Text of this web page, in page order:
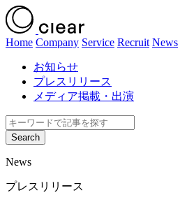
Home Company Service Recruit News
お知らせ
プレスリリース
メディア掲載・出演
News
プレスリリース